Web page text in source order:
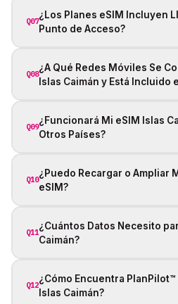
Q07
¿Los Planes eSIM Incluyen
Punto de Acceso?
Q08
¿A Qué Redes Móviles Se
Islas Caimán y Está Incluido
Q09
¿Funcionará Mi eSIM Islas
Otros Países?
Q10
¿Puedo Recargar o Ampliar
eSIM?
Q11
¿Cuántos Datos Necesito
Caimán?
Q12
¿Cómo Encuentra PlanPilot™
Islas Caimán?